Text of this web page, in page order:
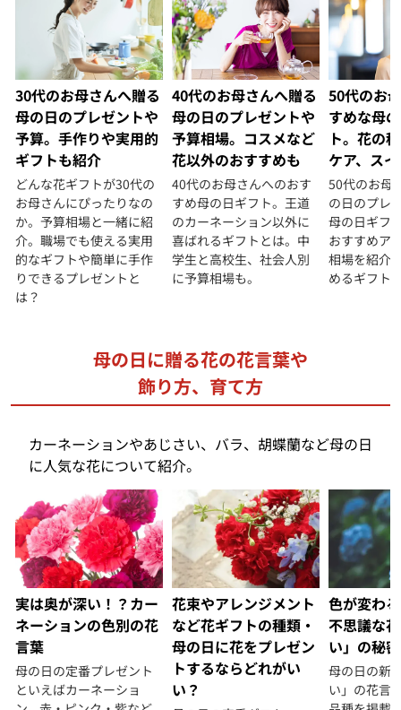
30代のお母さんへ贈る
母の日のプレゼントや
予算。手作りや実用的
ギフトも紹介
どんな花ギフトが30代の
お母さんにぴったりなの
か。予算相場と一緒に紹
介。職場でも使える実用
的なギフトや簡単に手作
りできるプレゼントと
は？
40代のお母さんへ贈る
母の日のプレゼントや
予算相場。コスメなど
花以外のおすすめも
40代のお母さんへのおす
すめ母の日ギフト。王道
のカーネーション以外に
喜ばれるギフトとは。中
学生と高校生、社会人別
に予算相場も。
50代のお
すめな母
ト。花の
ケア、ス
50代のお母
の日のプレ
母の日ギフ
おすすめア
相場を紹介
めるギフト
母の日に贈る花の花言葉や
飾り方、育て方
カーネーションやあじさい、バラ、胡蝶蘭など母の日
に人気な花について紹介。
実は奥が深い！？カー
ネーションの色別の花
言葉
母の日の定番プレゼント
といえばカーネーショ
花束やアレンジメント
など花ギフトの種類・
母の日に花をプレゼン
トするならどれがい
い？
色が変わ
不思議な
い」の秘
母の日の新
い」の花言